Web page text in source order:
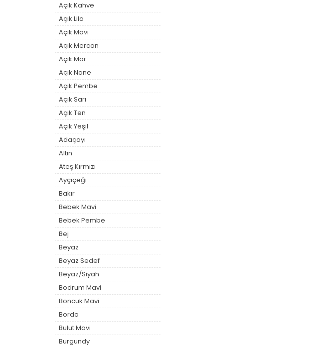
Açık Kahve
Açık Lila
Açık Mavi
Açık Mercan
Açık Mor
Açık Nane
Açık Pembe
Açık Sarı
Açık Ten
Açık Yeşil
Adaçayı
Altın
Ateş Kırmızı
Ayçiçeği
Bakır
Bebek Mavi
Bebek Pembe
Bej
Beyaz
Beyaz Sedef
Beyaz/Siyah
Bodrum Mavi
Boncuk Mavi
Bordo
Bulut Mavi
Burgundy